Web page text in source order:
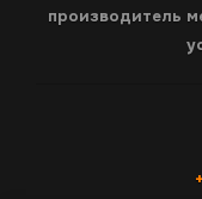
производитель